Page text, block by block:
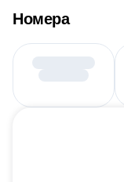
Номера